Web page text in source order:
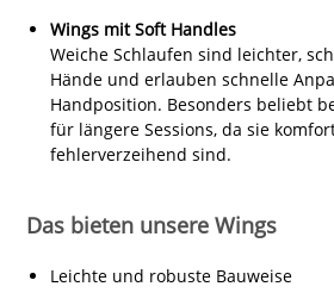
Wings mit Soft Handles
Weiche Schlaufen sind leichter,
Hände und erlauben schnelle
Handposition. Besonders beliebt
für längere Sessions, da sie
fehlerverzeihend sind.
Das bieten unsere Wings
Leichte und robuste Bauweise